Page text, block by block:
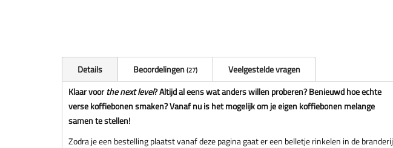
Details Beoordelingen 27
Veelgestelde vragen
Klaar voorthe next level? Altijd al eens wat anders willen proberen? Benieuwd hoe echte
verse koffiebonen smaken? Vanaf nu is het mogelijk om je eigen koffiebonen melange
samen te stellen!
Zodra je een bestelling plaatst vanaf deze pagina gaat er een belletje rinkelen in de branderij